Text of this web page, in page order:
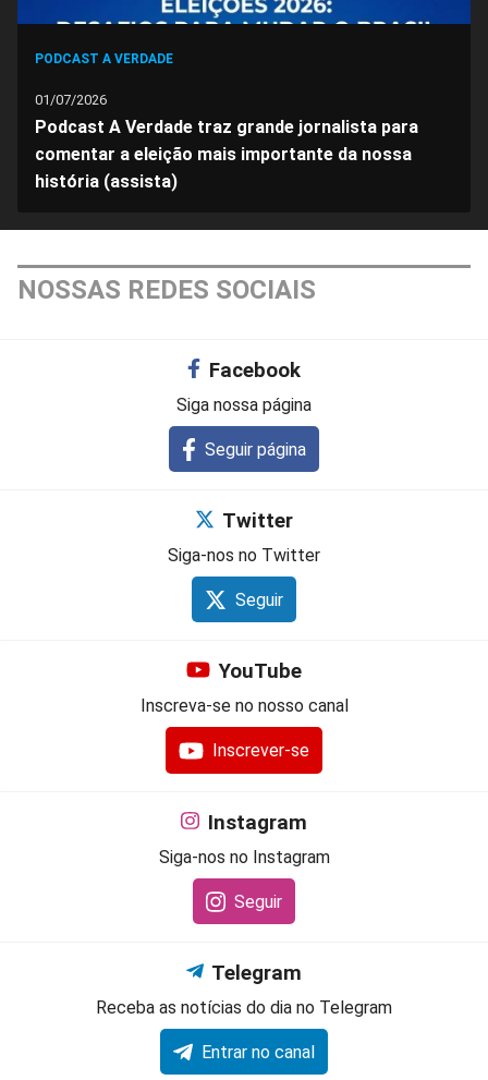
PODCAST A VERDADE
01/07/2026
Podcast A Verdade traz grande jornalista para
comentar a eleição mais importante da nossa
história (assista)
NOSSAS REDES SOCIAIS
Facebook
Siga nossa página
Seguir página
Twitter
Siga-nos no Twitter
Seguir
YouTube
Inscreva-se no nosso canal
Inscrever-se
Instagram
Siga-nos no Instagram
Seguir
Telegram
Receba as notícias do dia no Telegram
Entrar no canal